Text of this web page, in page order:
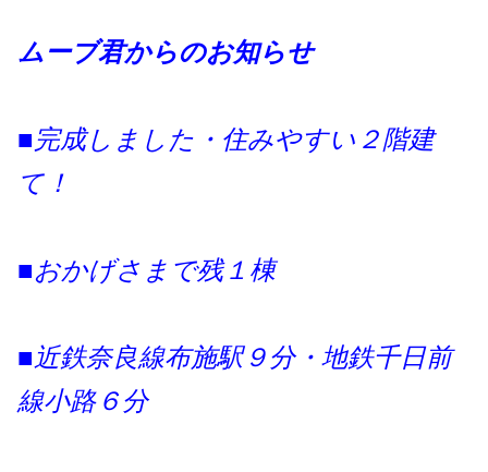
ムーブ君からのお知らせ
■完成しました・住みやすい２階建
て！
■おかげさまで残１棟
■近鉄奈良線布施駅９分・地鉄千日前
線小路６分